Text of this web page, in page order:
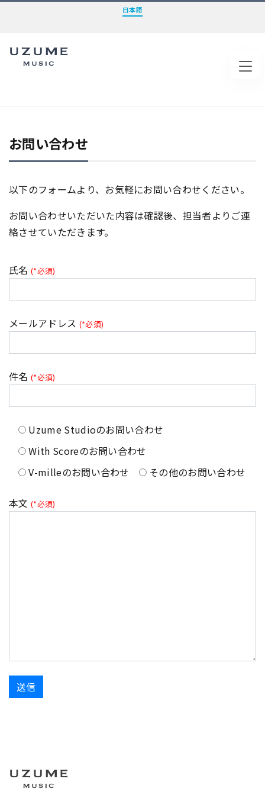
日本語
お問い合わせ
以下のフォームより、お気軽にお問い合わせください。
お問い合わせいただいた内容は確認後、担当者よりご連
絡させていただきます。
氏名 (*必須)
メールアドレス (*必須)
件名 (*必須)
Uzume Studioのお問い合わせ
With Scoreのお問い合わせ
V-milleのお問い合わせ
その他のお問い合わせ
本文 (*必須)